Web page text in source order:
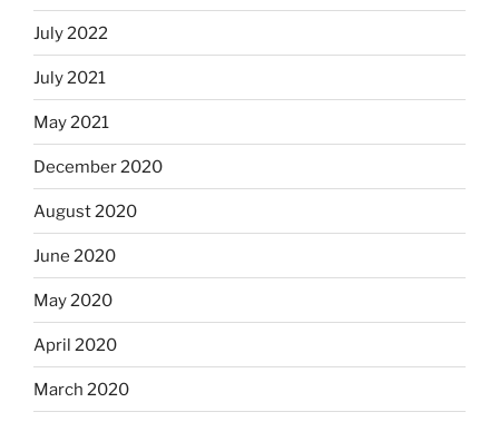
July 2022
July 2021
May 2021
December 2020
August 2020
June 2020
May 2020
April 2020
March 2020